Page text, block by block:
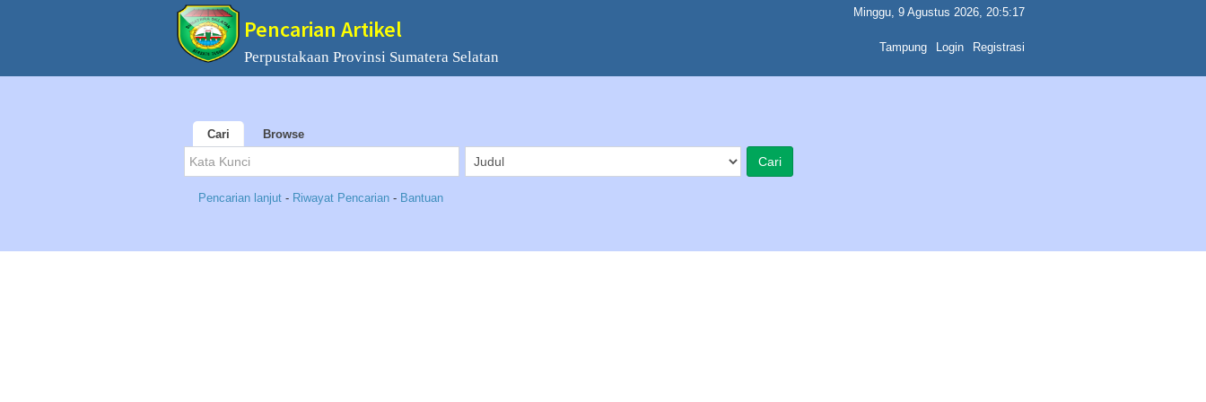
Pencarian Artikel
Perpustakaan Provinsi Sumatera Selatan
Minggu, 9 Agustus 2026, 20:5:17
Tampung Login Registrasi
Cari Browse
Pencarian lanjut - Riwayat Pencarian - Bantuan